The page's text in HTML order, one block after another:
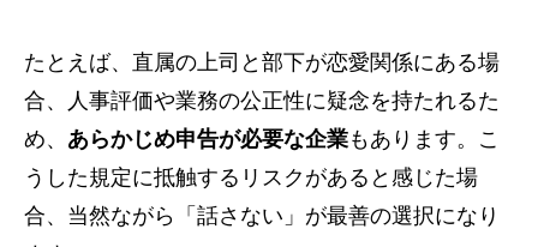
たとえば、直属の上司と部下が恋愛関係にある場
合、人事評価や業務の公正性に疑念を持たれるた
め、 あらかじめ申告が必要な企業もあります。こ
うした規定に抵触するリスクがあると感じた場
合、当然ながら「話さない」が最善の選択になり